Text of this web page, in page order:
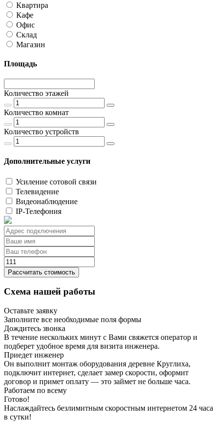
Квартира
Кафе
Офис
Склад
Магазин
Площадь
Количество этажей
Количество комнат
Количество устройств
Дополнительные услуги
Усиление сотовой связи
Телевидение
Видеонаблюдение
IP-Телефония
Рассчитать стоимость
Схема нашей работы
Оставьте заявку
Заполните все необходимые поля формы
Дождитесь звонка
В течение нескольких минут с Вами свяжется оператор и
подберет удобное время для визита инженера.
Приедет инженер
Он выполнит монтаж оборудования деревне Круглиха,
подключит интернет, сделает замер скорости, оформит
договор и примет оплату — это займет не больше часа.
Работаем по всему
Готово!
Наслаждайтесь безлимитным скоростным интернетом 24 часа
в сутки!